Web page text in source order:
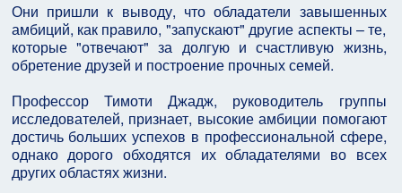
Они пришли к выводу, что обладатели завышенных
амбиций, как правило, "запускают" другие аспекты – те,
которые "отвечают" за долгую и счастливую жизнь,
обретение друзей и построение прочных семей.
Профессор Тимоти Джадж, руководитель группы
исследователей, признает, высокие амбиции помогают
достичь больших успехов в профессиональной сфере,
однако дорого обходятся их обладателями во всех
других областях жизни.